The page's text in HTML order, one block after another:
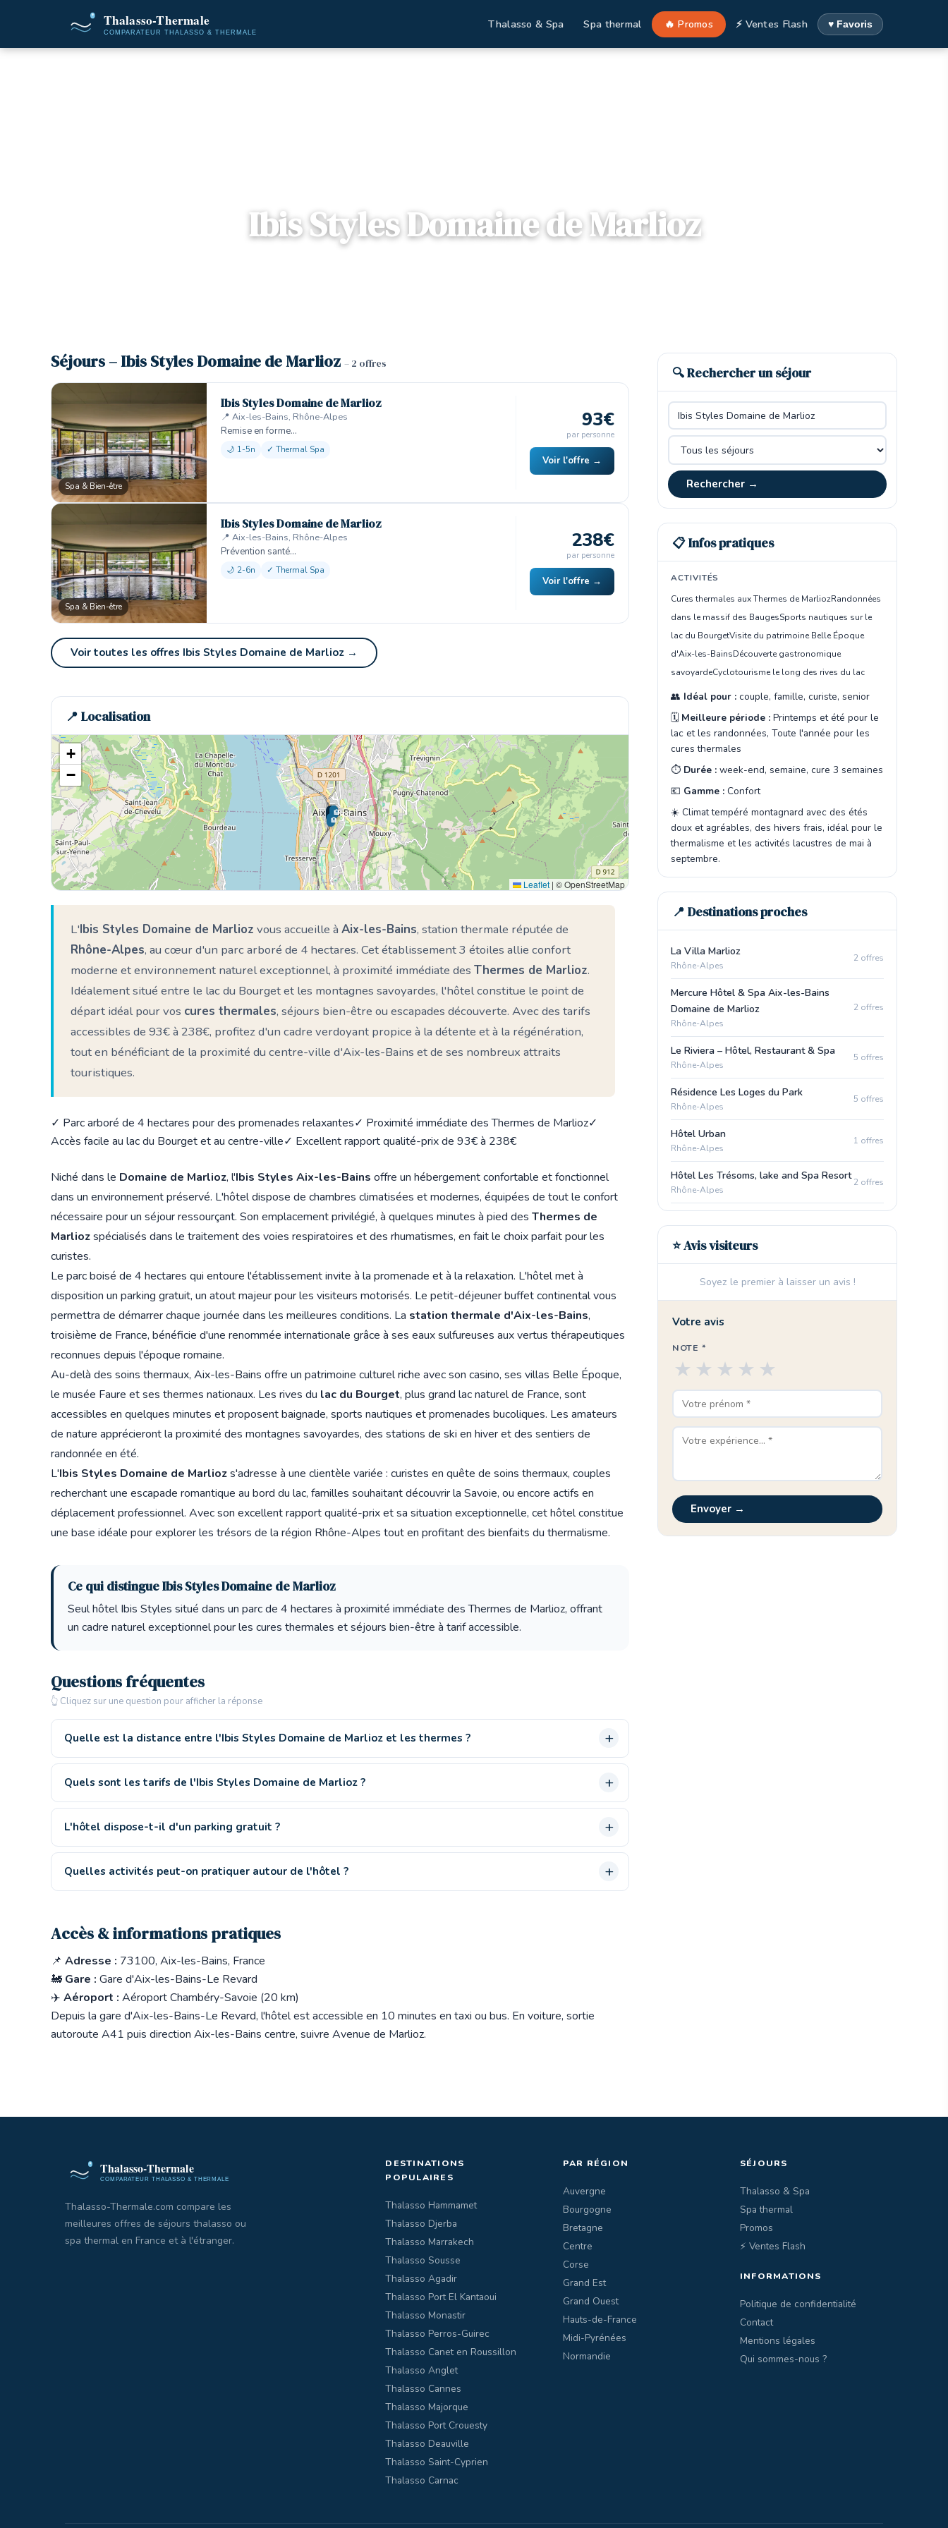
Thalasso & Spa Spa thermal 🔥 Promos ⚡ Ventes Flash ♥ Favoris
Ibis Styles Domaine de Marlioz
Séjours – Ibis Styles Domaine de Marlioz – 2 offres
Spa & Bien-être
Ibis Styles Domaine de Marlioz
📍 Aix-les-Bains, Rhône-Alpes
Remise en forme…
🌙 1-5n ✓ Thermal Spa
93€
par personne
Voir l'offre →
Spa & Bien-être
Ibis Styles Domaine de Marlioz
📍 Aix-les-Bains, Rhône-Alpes
Prévention santé…
🌙 2-6n ✓ Thermal Spa
238€
par personne
Voir l'offre →
Voir toutes les offres Ibis Styles Domaine de Marlioz →
📍 Localisation
🌊 Ici
🏨
🏨
🏨
🏨
🏨
+
−
Leaflet | © OpenStreetMap
L'Ibis Styles Domaine de Marlioz vous accueille à Aix-les-Bains, station thermale réputée de
Rhône-Alpes, au cœur d'un parc arboré de 4 hectares. Cet établissement 3 étoiles allie confort
moderne et environnement naturel exceptionnel, à proximité immédiate des Thermes de Marlioz.
Idéalement situé entre le lac du Bourget et les montagnes savoyardes, l'hôtel constitue le point de
départ idéal pour vos cures thermales, séjours bien-être ou escapades découverte. Avec des tarifs
accessibles de 93€ à 238€, profitez d'un cadre verdoyant propice à la détente et à la régénération,
tout en bénéficiant de la proximité du centre-ville d'Aix-les-Bains et de ses nombreux attraits
touristiques.
✓ Parc arboré de 4 hectares pour des promenades relaxantes✓ Proximité immédiate des Thermes de Marlioz✓
Accès facile au lac du Bourget et au centre-ville✓ Excellent rapport qualité-prix de 93€ à 238€
Niché dans le Domaine de Marlioz, l'Ibis Styles Aix-les-Bains offre un hébergement confortable et fonctionnel
dans un environnement préservé. L'hôtel dispose de chambres climatisées et modernes, équipées de tout le confort
nécessaire pour un séjour ressourçant. Son emplacement privilégié, à quelques minutes à pied des Thermes de
Marliozspécialisés dans le traitement des voies respiratoires et des rhumatismes, en fait le choix parfait pour les
curistes.
Le parc boisé de 4 hectares qui entoure l'établissement invite à la promenade et à la relaxation. L'hôtel met à
disposition un parking gratuit, un atout majeur pour les visiteurs motorisés. Le petit-déjeuner buffet continental vous
permettra de démarrer chaque journée dans les meilleures conditions. La station thermale d'Aix-les-Bains,
troisième de France, bénéficie d'une renommée internationale grâce à ses eaux sulfureuses aux vertus thérapeutiques
reconnues depuis l'époque romaine.
Au-delà des soins thermaux, Aix-les-Bains offre un patrimoine culturel riche avec son casino, ses villas Belle Époque,
le musée Faure et ses thermes nationaux. Les rives du lac du Bourget, plus grand lac naturel de France, sont
accessibles en quelques minutes et proposent baignade, sports nautiques et promenades bucoliques. Les amateurs
de nature apprécieront la proximité des montagnes savoyardes, des stations de ski en hiver et des sentiers de
randonnée en été.
L'Ibis Styles Domaine de Marliozs'adresse à une clientèle variée : curistes en quête de soins thermaux, couples
recherchant une escapade romantique au bord du lac, familles souhaitant découvrir la Savoie, ou encore actifs en
déplacement professionnel. Avec son excellent rapport qualité-prix et sa situation exceptionnelle, cet hôtel constitue
une base idéale pour explorer les trésors de la région Rhône-Alpes tout en profitant des bienfaits du thermalisme.
Ce qui distingue Ibis Styles Domaine de Marlioz
Seul hôtel Ibis Styles situé dans un parc de 4 hectares à proximité immédiate des Thermes de Marlioz, offrant
un cadre naturel exceptionnel pour les cures thermales et séjours bien-être à tarif accessible.
Questions fréquentes
👆 Cliquez sur une question pour afficher la réponse
Quelle est la distance entre l'Ibis Styles Domaine de Marlioz et les thermes ?
Quels sont les tarifs de l'Ibis Styles Domaine de Marlioz ?
L'hôtel dispose-t-il d'un parking gratuit ?
Quelles activités peut-on pratiquer autour de l'hôtel ?
Accès & informations pratiques
📌 Adresse : 73100, Aix-les-Bains, France
🚂 Gare : Gare d'Aix-les-Bains-Le Revard
✈️ Aéroport : Aéroport Chambéry-Savoie (20 km)
Depuis la gare d'Aix-les-Bains-Le Revard, l'hôtel est accessible en 10 minutes en taxi ou bus. En voiture, sortie
autoroute A41 puis direction Aix-les-Bains centre, suivre Avenue de Marlioz.
🔍 Rechercher un séjour
Rechercher →
📋 Infos pratiques
ACTIVITÉS
Cures thermales aux Thermes de MarliozRandonnées
dans le massif des BaugesSports nautiques sur le
lac du BourgetVisite du patrimoine Belle Époque
d'Aix-les-BainsDécouverte gastronomique
savoyardeCyclotourisme le long des rives du lac
👥 Idéal pour : couple, famille, curiste, senior
🗓️ Meilleure période : Printemps et été pour le
lac et les randonnées, Toute l'année pour les
cures thermales
⏱️ Durée : week-end, semaine, cure 3 semaines
💶 Gamme : Confort
☀️ Climat tempéré montagnard avec des étés
doux et agréables, des hivers frais, idéal pour le
thermalisme et les activités lacustres de mai à
septembre.
📍 Destinations proches
La Villa Marlioz
Rhône-Alpes
2 offres
Mercure Hôtel & Spa Aix-les-Bains
Domaine de Marlioz
Rhône-Alpes
2 offres
Le Riviera – Hôtel, Restaurant & Spa
Rhône-Alpes
5 offres
Résidence Les Loges du Park
Rhône-Alpes
5 offres
Hôtel Urban
Rhône-Alpes
1 offres
Hôtel Les Trésoms, lake and Spa Resort
Rhône-Alpes
2 offres
⭐ Avis visiteurs
Soyez le premier à laisser un avis !
Votre avis
NOTE *
★
★
★
★
★
Envoyer →
Thalasso-Thermale.com compare les
meilleures offres de séjours thalasso ou
spa thermal en France et à l'étranger.
DESTINATIONS
POPULAIRES
Thalasso Hammamet
Thalasso Djerba
Thalasso Marrakech
Thalasso Sousse
Thalasso Agadir
Thalasso Port El Kantaoui
Thalasso Monastir
Thalasso Perros-Guirec
Thalasso Canet en Roussillon
Thalasso Anglet
Thalasso Cannes
Thalasso Majorque
Thalasso Port Crouesty
Thalasso Deauville
Thalasso Saint-Cyprien
Thalasso Carnac
PAR RÉGION
Auvergne
Bourgogne
Bretagne
Centre
Corse
Grand Est
Grand Ouest
Hauts-de-France
Midi-Pyrénées
Normandie
SÉJOURS
Thalasso & Spa
Spa thermal
Promos
⚡ Ventes Flash
INFORMATIONS
Politique de confidentialité
Contact
Mentions légales
Qui sommes-nous ?